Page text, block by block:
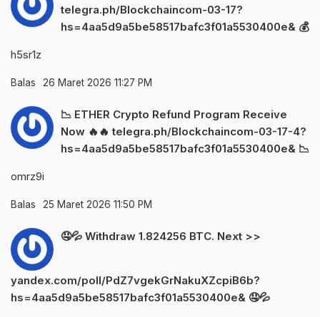
telegra.ph/Blockchaincom-03-17?
hs=4aa5d9a5be58517bafc3f01a5530400e& 💰
h5sr1z
Balas 26 Maret 2026 11:27 PM
📉 ETHER Crypto Refund Program Receive
Now 🔥🔥 telegra.ph/Blockchaincom-03-17-4?
hs=4aa5d9a5be58517bafc3f01a5530400e& 📉
omrz9i
Balas 25 Maret 2026 11:50 PM
🤤💦 Withdraw 1.824256 BTC. Next >>
yandex.com/poll/PdZ7vgekGrNakuXZcpiB6b?
hs=4aa5d9a5be58517bafc3f01a5530400e& 🤤💦